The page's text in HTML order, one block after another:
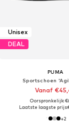
Unisex
DEAL
PUMA
Sportschoen
Vanaf
Oorspronkelijk:
Laatste laagste prijs:
+2